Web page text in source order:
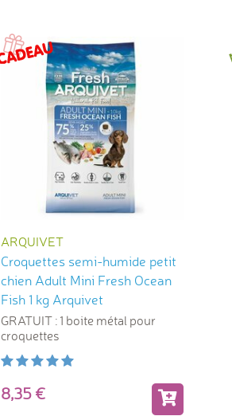
ARQUIVET
Croquettes semi-humide petit
chien Adult Mini Fresh Ocean
Fish 1 kg Arquivet
GRATUIT : 1 boite métal pour
croquettes
8,35